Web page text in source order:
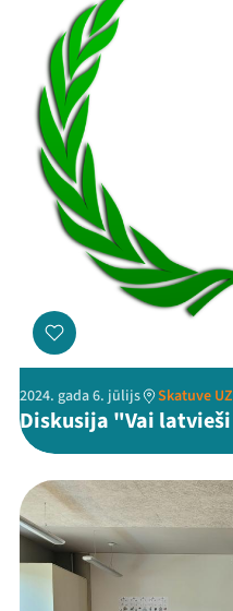
2024. gada 6. jūlijs Skatuve
Diskusija "Vai